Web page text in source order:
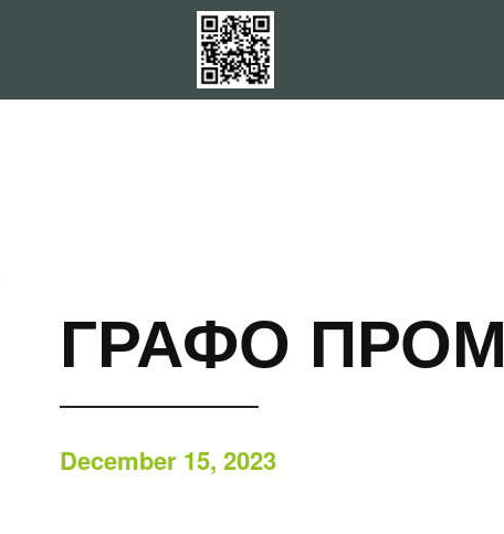
ГРАФО ПРОМ
December 15, 2023